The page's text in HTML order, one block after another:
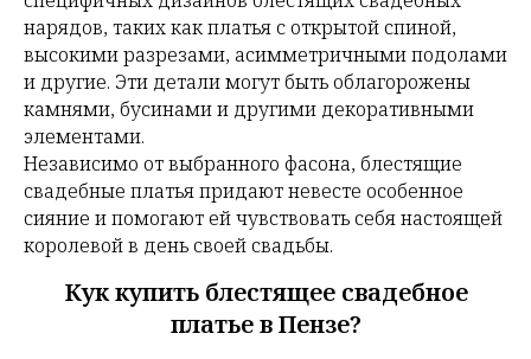
нарядов, таких как платья с открытой спиной,
высокими разрезами, асимметричными подолами
и другие. Эти детали могут быть облагорожены
камнями, бусинами и другими декоративными
элементами.
Независимо от выбранного фасона, блестящие
свадебные платья придают невесте особенное
сияние и помогают ей чувствовать себя настоящей
королевой в день своей свадьбы.
Кук купить блестящее свадебное
платье в Пензе?